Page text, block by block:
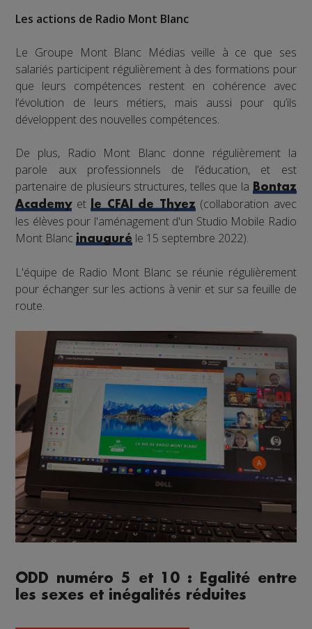
Les actions de Radio Mont Blanc
Le Groupe Mont Blanc Médias veille à ce que ses
salariés participent régulièrement à des formations pour
que leurs compétences restent en cohérence avec
l’évolution de leurs métiers, mais aussi pour qu’ils
développent des nouvelles compétences.
De plus, Radio Mont Blanc donne régulièrement la
parole aux professionnels de l’éducation, et est
partenaire de plusieurs structures, telles que la Bontaz
Academyetle CFAI de Thyez(collaboration avec
les élèves pour l'aménagement d'un Studio Mobile Radio
Mont Blancinauguré le 15 septembre 2022).
L'équipe de Radio Mont Blanc se réunie régulièrement
pour échanger sur les actions à venir et sur sa feuille de
route.
ODD numéro 5 et 10 : Egalité entre
les sexes et inégalités réduites